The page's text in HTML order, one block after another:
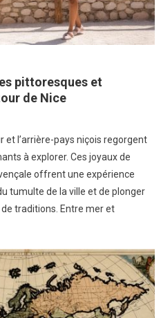
pittoresques et
de Nice
et l’arrière-pays niçois regorgent
à explorer. Ces joyaux de
offrent une expérience
tumulte de la ville et de plonger
traditions. Entre mer et